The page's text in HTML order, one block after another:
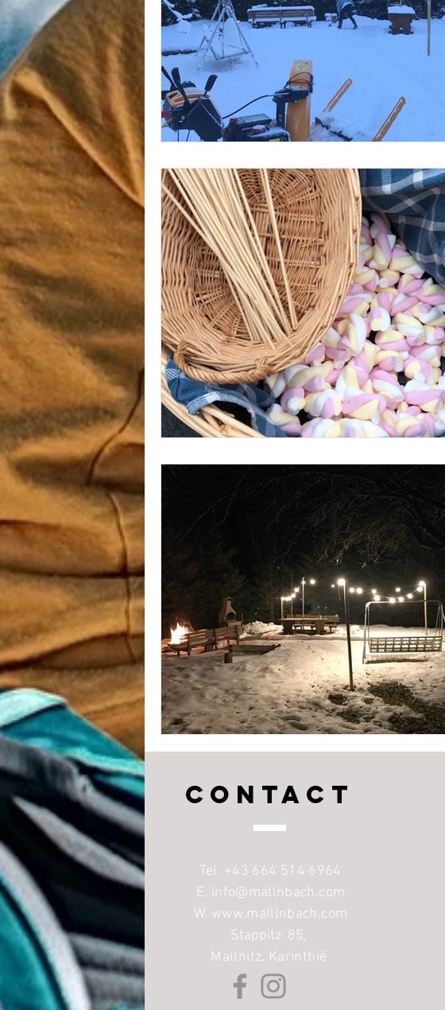
CONTACT
Tel. +43 664 514 6964
E. info@mallnbach.com
W. www.malllnbach.com
Stappitz 85,
Mallnitz, Karinthië